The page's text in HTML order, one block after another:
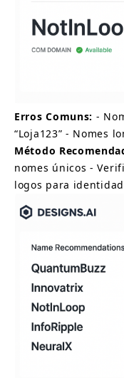
Erros Comuns: -
“Loja123” - Nomes
Método
nomes únicos -
logos para